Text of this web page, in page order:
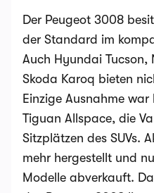
Der Peugeot 3008
der Standard im
Auch Hyundai Tucson,
Skoda Karoq bieten
Einzige Ausnahme
Tiguan Allspace, die
Sitzplätzen des SUVs.
mehr hergestellt und
Modelle abverkauft.